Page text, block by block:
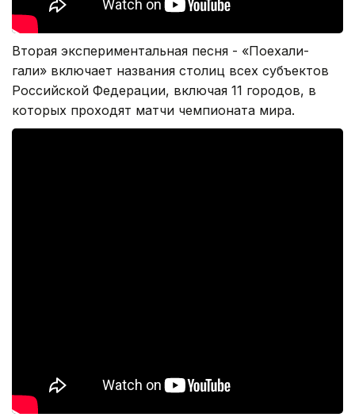
Вторая экспериментальная песня - «Поехали-
гали» включает названия столиц всех субъектов
Российской Федерации, включая 11 городов, в
которых проходят матчи чемпионата мира.